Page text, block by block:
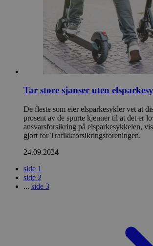
Tar store sjanser uten
De fleste som eier elsparkesykler vet at
prosent av de spurte kjenner til at det er
ansvarsforsikring på elsparkesykkelen,
gjort for Trafikkforsikringsforeningen.
24.09.2024
side 1
side 2
... side 3